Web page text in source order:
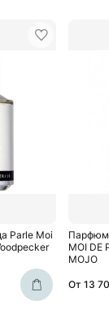
Parle Moi
MOI DE
MOJO
От 13